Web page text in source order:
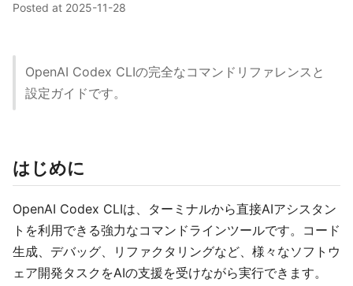
Posted at 2025-11-28
OpenAI Codex CLIの完全なコマンドリファレンスと
設定ガイドです。
はじめに
OpenAI Codex CLIは、ターミナルから直接AIアシスタン
トを利用できる強力なコマンドラインツールです。コード
生成、デバッグ、リファクタリングなど、様々なソフトウ
ェア開発タスクをAIの支援を受けながら実行できます。